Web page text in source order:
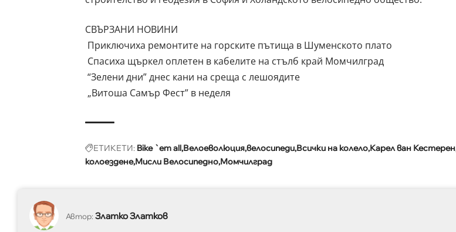
СВЪРЗАНИ НОВИНИ
Приключиха ремонтите на горските пътища в Шуменското плато
Спасиха щъркел оплетен в кабелите на стълб край Момчилград
“Зелени дни” днес кани на среща с лешоядите
„Витоша Самър Фест” в неделя
ЕТИКЕТИ: Bike `em allВелоеволюциявелосипедиВсички на колелоКарел ван Кестерен
колоезденеМисли ВелосипедноМомчилград
Автор: Златко Златков